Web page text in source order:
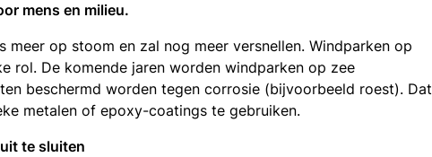
mens en milieu.
meer op stoom en zal nog meer versnellen. Windparken op
rol. De komende jaren worden windparken op zee
beschermd worden tegen corrosie (bijvoorbeeld roest). Dat
metalen of epoxy-coatings te gebruiken.
uit te sluiten